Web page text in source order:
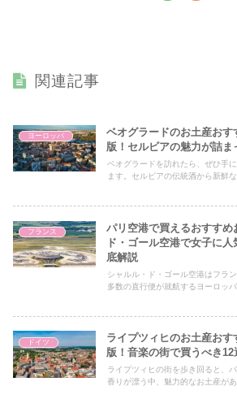
関連記事
ヨーロッパ
ベオグラードのお土産お
版！セルビアの魅力が詰ま
ベオグラードを訪れたら、ぜひ手
ます。セルビアの伝統酒から新鮮な
フランス
パリ空港で買えるおすすめ
ド・ゴール空港で女子に
底解説
シャルル・ド・ゴール空港はフラ
多数の直行便が就航するヨーロッパ
ドイツ
ライプツィヒのお土産お
版！音楽の街で買うべき12
ライプツィヒの街を歩き回ると、
香りが漂う中、魅力的なお土産が